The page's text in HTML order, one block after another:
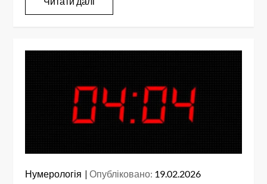
Нумерологія Опубліковано: 19.02.2026